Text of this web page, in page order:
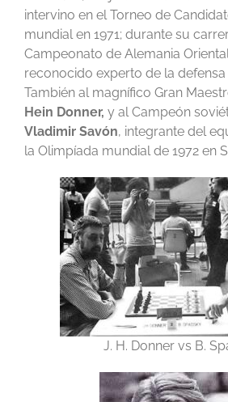
intervino en el Torneo de
mundial en 1971; durante su
Campeonato de Alemania
reconocido experto de la defensa
También al magnífico Gran
Hein Donner, y al Campeón
Vladimir Savón, integrante del
la Olimpíada mundial de 1972 en
J. H. Donner vs B.